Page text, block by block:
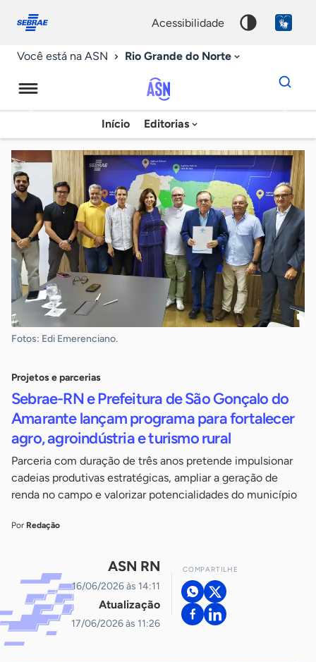
conosco
acessibilidade
Você está na ASN Rio Grande do Norte
Agência
Sebrae
de
Notícias
Início Editorias
Dados
para
chave
Fotos: Edi Emerenciano.
Projetos e parcerias
Sebrae-RN e Prefeitura de São Gonçalo do
Amarante lançam programa para fortalecer
agro, agroindústria e turismo rural
Parceria com duração de três anos pretende impulsionar
cadeias produtivas estratégicas, ampliar a geração de
renda no campo e valorizar potencialidades do município
Por Redação
ASN RN
16/06/2026 às 14:11
Atualização
17/06/2026 às 11:26
COMPARTILHE